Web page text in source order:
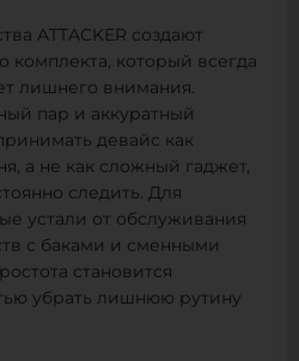
ATTACKER создают
который всегда
лишнего внимания.
пар и аккуратный
девайс как
а не как сложный гаджет,
следить. Для
устали от обслуживания
с баками и сменными
становится
убрать лишнюю рутину